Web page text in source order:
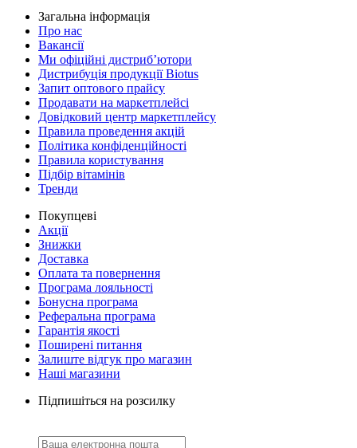
Загальна інформація
Про нас
Вакансії
Ми офіційні дистриб’ютори
Дистрибуція продукції Biotus
Запит оптового прайсу
Продавати на маркетплейсі
Довідковий центр маркетплейсу
Правила проведення акцій
Політика конфіденційності
Правила користування
Підбір вітамінів
Тренди
Покупцеві
Акції
Знижки
Доставка
Оплата та повернення
Програма лояльності
Бонусна програма
Реферальна програма
Гарантія якості
Поширені питання
Залиште відгук про магазин
Наші магазини
Підпишіться на розсилку